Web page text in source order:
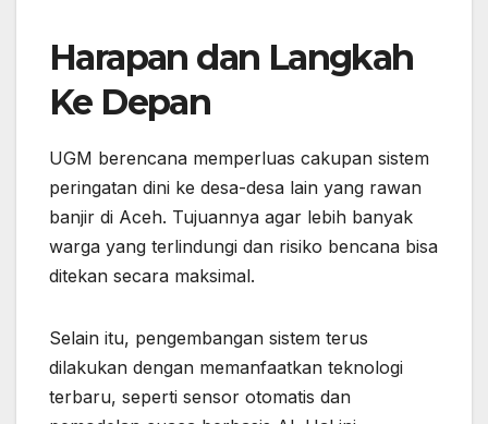
Harapan dan Langkah
Ke Depan
UGM berencana memperluas cakupan sistem
peringatan dini ke desa-desa lain yang rawan
banjir di Aceh. Tujuannya agar lebih banyak
warga yang terlindungi dan risiko bencana bisa
ditekan secara maksimal.
Selain itu, pengembangan sistem terus
dilakukan dengan memanfaatkan teknologi
terbaru, seperti sensor otomatis dan